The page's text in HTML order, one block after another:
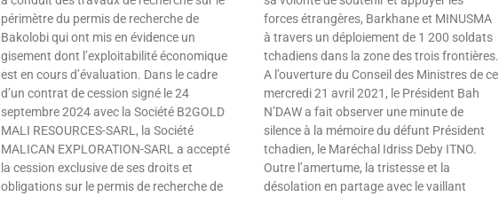
périmètre du permis de recherche de
Bakolobi qui ont mis en évidence un
gisement dont l’exploitabilité économique
est en cours d’évaluation. Dans le cadre
d’un contrat de cession signé le 24
septembre 2024 avec la Société B2GOLD
MALI RESOURCES-SARL, la Société
MALICAN EXPLORATION-SARL a accepté
la cession exclusive de ses droits et
obligations sur le permis de recherche de
forces étrangères, Barkhane et MINUSMA
à travers un déploiement de 1 200 soldats
tchadiens dans la zone des trois frontières.
A l’ouverture du Conseil des Ministres de ce
mercredi 21 avril 2021, le Président Bah
N’DAW a fait observer une minute de
silence à la mémoire du défunt Président
tchadien, le Maréchal Idriss Deby ITNO.
Outre l’amertume, la tristesse et la
désolation en partage avec le vaillant